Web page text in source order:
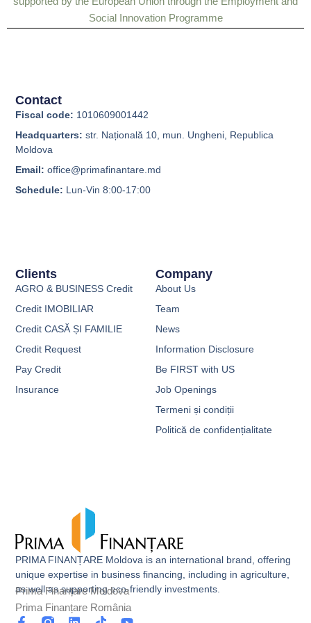
Social Innovation Programme
PRIMA FINANȚARE Moldova is an international brand, offering
unique expertise in business financing, including in agriculture,
as well as supporting eco-friendly investments.
Prima Finanțare Moldova
Prima Finanțare România
Company
About Us
Team
News
Information Disclosure
Be FIRST with US
Job Openings
Termeni și condiții
Politică de confidențialitate
Clients
AGRO & BUSINESS Credit
Credit IMOBILIAR
Credit CASĂ ȘI FAMILIE
Credit Request
Pay Credit
Insurance
Contact
Fiscal code: 1010609001442
Headquarters: str. Națională 10, mun. Ungheni, Republica
Moldova
Email: office@primafinantare.md
Schedule: Lun-Vin 8:00-17:00